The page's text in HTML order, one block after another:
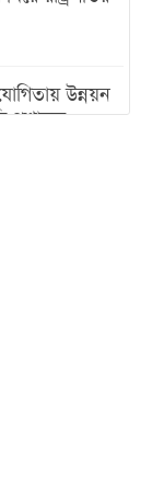
উন্নয়ন
প্রশাসক